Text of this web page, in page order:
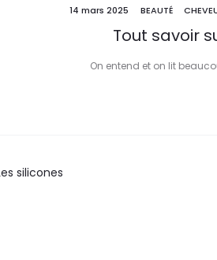
14 mars 2025 BEAUTÉ
Tout savoir
On entend et on lit